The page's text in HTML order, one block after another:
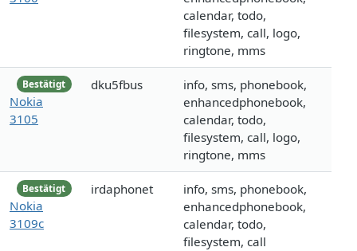
calendar, todo,
filesystem, call, logo,
ringtone, mms
Bestätigt
Nokia
3105
dku5fbus
info, sms, phonebook,
enhancedphonebook,
calendar, todo,
filesystem, call, logo,
ringtone, mms
Bestätigt
Nokia
3109c
irdaphonet
info, sms, phonebook,
enhancedphonebook,
calendar, todo,
filesystem, call